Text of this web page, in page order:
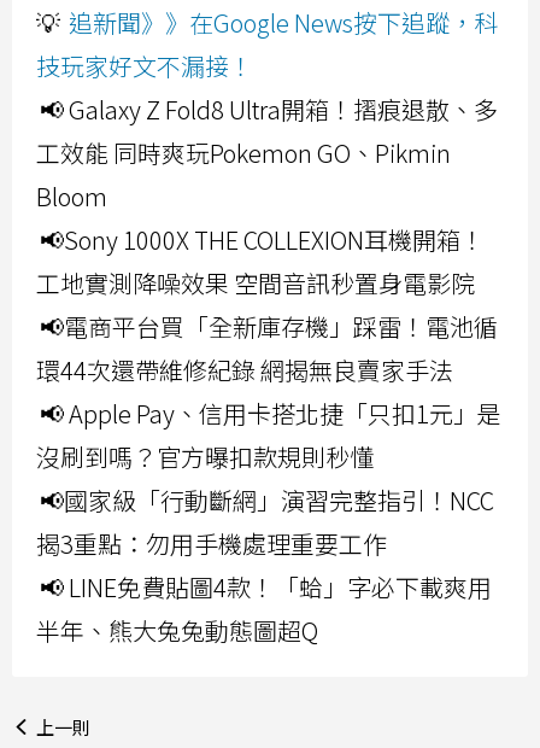
💡 追新聞》》在Google News按下追蹤，科
技玩家好文不漏接！
📢 Galaxy Z Fold8 Ultra開箱！摺痕退散、多
工效能 同時爽玩Pokemon GO、Pikmin
Bloom
📢Sony 1000X THE COLLEXION耳機開箱！
工地實測降噪效果 空間音訊秒置身電影院
📢電商平台買「全新庫存機」踩雷！電池循
環44次還帶維修紀錄 網揭無良賣家手法
📢 Apple Pay、信用卡搭北捷「只扣1元」是
沒刷到嗎？官方曝扣款規則秒懂
📢國家級「行動斷網」演習完整指引！NCC
揭3重點：勿用手機處理重要工作
📢 LINE免費貼圖4款！「蛤」字必下載爽用
半年、熊大兔兔動態圖超Q
上一則